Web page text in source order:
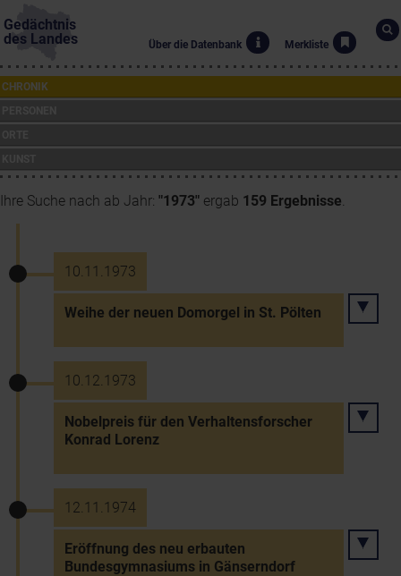
Gedächtnis
des Landes
Über die Datenbank Merkliste
CHRONIK
Ihre Suche nach ab Jahr: "1973" ergab 159 Ergebnisse.
10.11.1973
Weihe der neuen Domorgel in St. Pölten
10.12.1973
Nobelpreis für den Verhaltensforscher
Konrad Lorenz
12.11.1974
Eröffnung des neu erbauten
Bundesgymnasiums in Gänserndorf